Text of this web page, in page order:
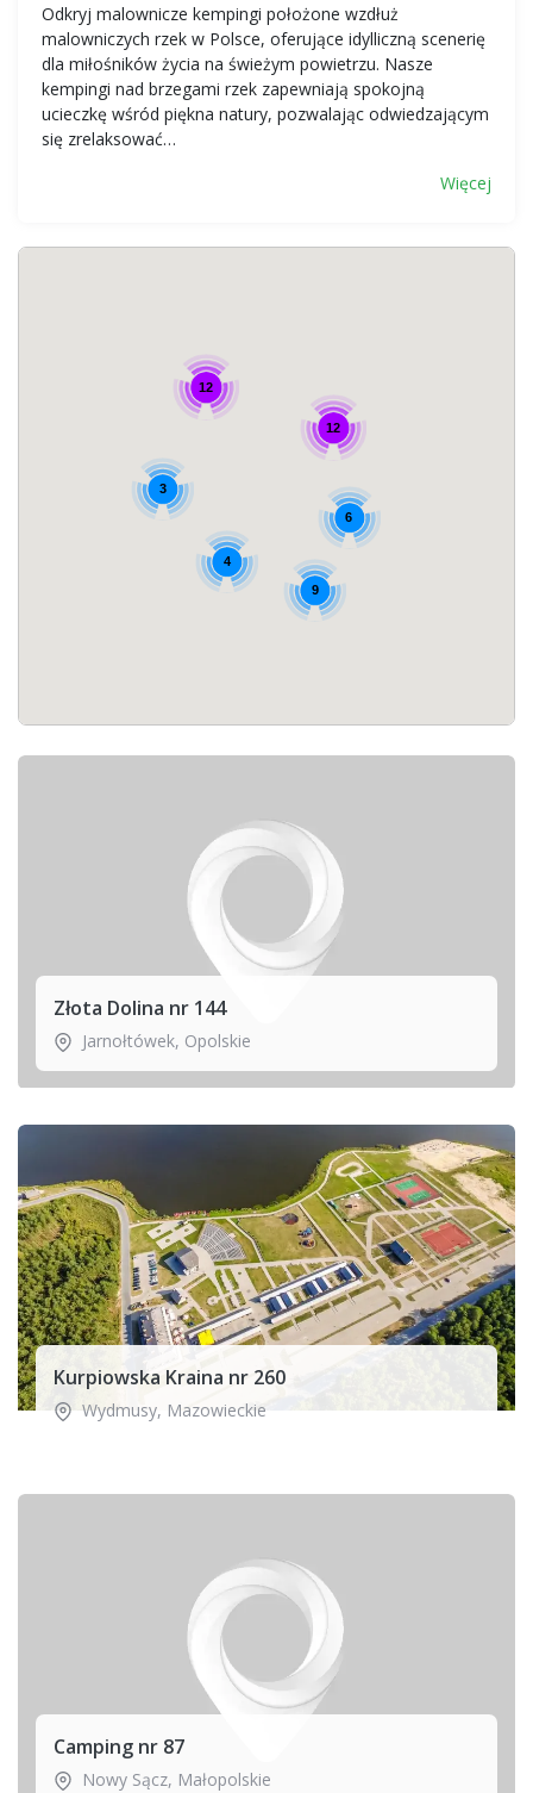
Odkryj malownicze kempingi położone wzdłuż
malowniczych rzek w Polsce, oferujące idylliczną scenerię
dla miłośników życia na świeżym powietrzu. Nasze
kempingi nad brzegami rzek zapewniają spokojną
ucieczkę wśród piękna natury, pozwalając odwiedzającym
się zrelaksować…
Więcej
4
12
9
3
12
6
Złota Dolina nr 144
Jarnołtówek, Opolskie
Kurpiowska Kraina nr 260
Wydmusy, Mazowieckie
Camping nr 87
Nowy Sącz, Małopolskie